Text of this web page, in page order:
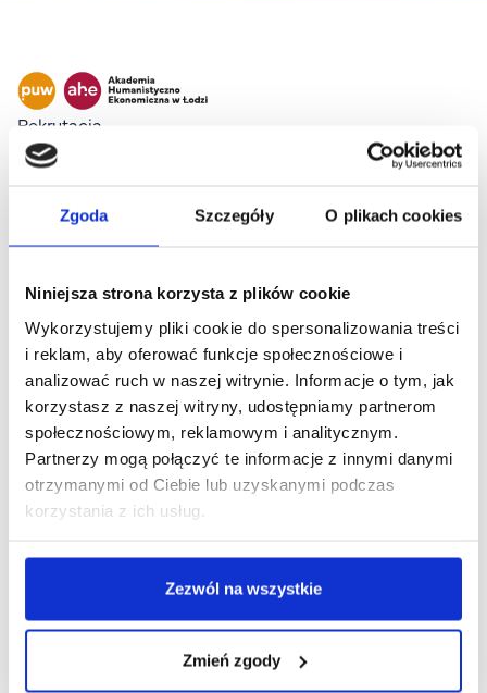
Zgoda Szczegóły O plikach cookies
Niniejsza strona korzysta z plików cookie
Wykorzystujemy pliki cookie do spersonalizowania treści
i reklam, aby oferować funkcje społecznościowe i
analizować ruch w naszej witrynie. Informacje o tym, jak
korzystasz z naszej witryny, udostępniamy partnerom
społecznościowym, reklamowym i analitycznym.
Partnerzy mogą połączyć te informacje z innymi danymi
otrzymanymi od Ciebie lub uzyskanymi podczas
korzystania z ich usług.
Zezwól na wszystkie
Zmień zgody
Jak zostać studentem AHE
Biuro rekrutacji
Zasady przyjęcia na studia
Harmonogram przyjęć na studia
O PUW
Akademia Online
Jak się studiuje przez Internet?
FAQ
Nasi wykładowcy
Strefa wiedzy
Kontakt
Górny pasek
Rekrutacja
Platforma zdalnego nauczania
Stopka I
Rekrutacja
Wirtualny Pokój Studenta
Platforma zdalnego nauczania
rekrutacja@puw.pl
Dla kandydata
Wszystkie kierunki
Studia I stopnia
Studia jednolite magisterskie
Studia podyplomowe